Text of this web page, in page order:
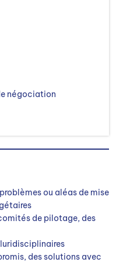
négociation
ou aléas de mise
de pilotage, des
des solutions avec